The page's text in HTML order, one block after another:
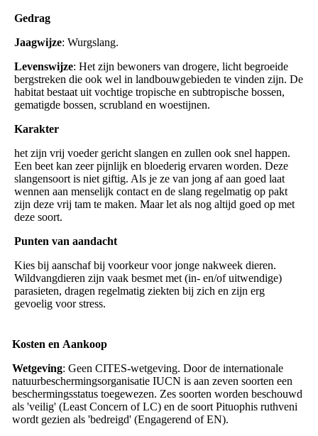
Gedrag
Jaagwijze: Wurgslang.
Levenswijze: Het zijn bewoners van drogere, licht begroeide
bergstreken die ook wel in landbouwgebieden te vinden zijn. De
habitat bestaat uit vochtige tropische en subtropische bossen,
gematigde bossen, scrubland en woestijnen.
Karakter
het zijn vrij voeder gericht slangen en zullen ook snel happen.
Een beet kan zeer pijnlijk en bloederig ervaren worden. Deze
slangensoort is niet giftig. Als je ze van jong af aan goed laat
wennen aan menselijk contact en de slang regelmatig op pakt
zijn deze vrij tam te maken. Maar let als nog altijd goed op met
deze soort.
Punten van aandacht
Kies bij aanschaf bij voorkeur voor jonge nakweek dieren.
Wildvangdieren zijn vaak besmet met (in- en/of uitwendige)
parasieten, dragen regelmatig ziekten bij zich en zijn erg
gevoelig voor stress.
Kosten en Aankoop
Wetgeving: Geen CITES-wetgeving. Door de internationale
natuurbeschermingsorganisatie IUCN is aan zeven soorten een
beschermingsstatus toegewezen. Zes soorten worden beschouwd
als 'veilig' (Least Concern of LC) en de soort Pituophis ruthveni
wordt gezien als 'bedreigd' (Engagerend of EN).